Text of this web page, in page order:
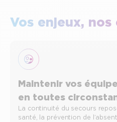
Vos enjeux,
Maintenir vos
en toutes
La continuité du secours
santé, la prévention de